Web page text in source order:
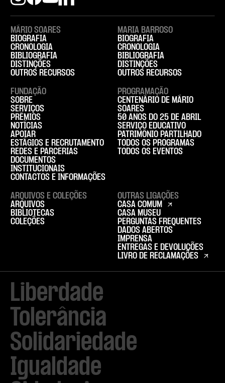
Liberdade
Tolerância
Solidariedade
Igualdade
MÁRIO SOARES
BIOGRAFIA
CRONOLOGIA
BIBLIOGRAFIA
DISTINÇÕES
OUTROS RECURSOS
MARIA BARROSO
BIOGRAFIA
CRONOLOGIA
BIBLIOGRAFIA
DISTINÇÕES
OUTROS RECURSOS
FUNDAÇÃO
SOBRE
SERVIÇOS
PRÉMIOS
NOTÍCIAS
APOIAR
ESTÁGIOS E RECRUTAMENTO
REDES E PARCERIAS
DOCUMENTOS
INSTITUCIONAIS
CONTACTOS E INFORMAÇÕES
PROGRAMAÇÃO
CENTENÁRIO DE MÁRIO
SOARES
50 ANOS DO 25 DE ABRIL
SERVIÇO EDUCATIVO
PATRIMÓNIO PARTILHADO
TODOS OS PROGRAMAS
TODOS OS EVENTOS
ARQUIVOS E COLEÇÕES
ARQUIVOS
BIBLIOTECAS
COLEÇÕES
OUTRAS LIGAÇÕES
CASA COMUM
CASA MUSEU
PERGUNTAS FREQUENTES
DADOS ABERTOS
IMPRENSA
ENTREGAS E DEVOLUÇÕES
LIVRO DE RECLAMAÇÕES